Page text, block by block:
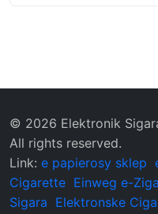
© 2026 Elektronik
All rights reserved.
Link: e papierosy sklep
Cigarette Einweg e-
Sigara Elektronske